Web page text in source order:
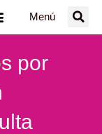
Menú
por